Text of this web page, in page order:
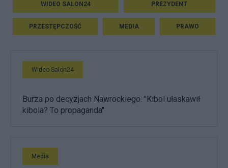
WIDEO SALON24 PREZYDENT
PRZESTĘPCZOŚĆ MEDIA PRAWO
Wideo Salon24
Burza po decyzjach Nawrockiego. "Kibol ułaskawił
kibola? To propaganda"
Media